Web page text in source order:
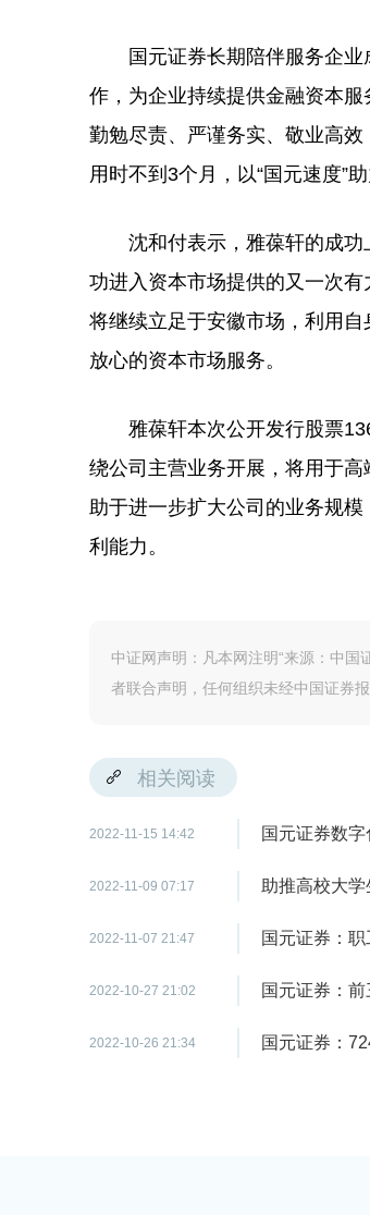
国元证券长期陪伴服务企
作，为企业持续提供金融资本
勤勉尽责、严谨务实、敬业高
用时不到3个月，以“国元速度”
沈和付表示，雅葆轩的成
功进入资本市场提供的又一次
将继续立足于安徽市场，利用自
放心的资本市场服务。
雅葆轩本次公开发行股票
绕公司主营业务开展，将用于
助于进一步扩大公司的业务规
利能力。
中证网声明：凡本网注明“来源：中国
者联合声明，任何组织未经中国证券
相关阅读
2022-11-15 14:42 国元证券数
2022-11-09 07:17 助推高校大
2022-11-07 21:47 国元证券：
2022-10-27 21:02 国元证券：
2022-10-26 21:34 国元证券：